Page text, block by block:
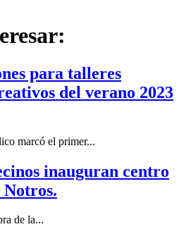
para talleres
del verano 2023
marcó el primer...
inauguran centro
de la...